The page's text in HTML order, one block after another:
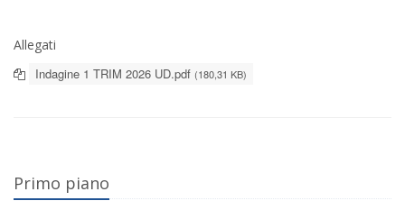
Allegati
Indagine 1 TRIM 2026 UD.pdf (180,31 KB)
Primo piano